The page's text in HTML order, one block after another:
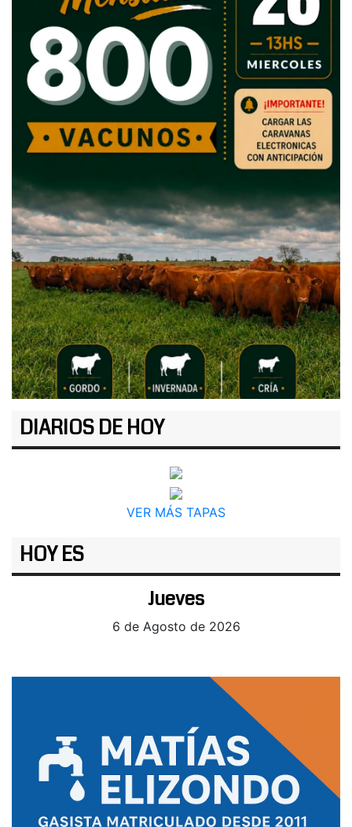
DIARIOS DE HOY
VER MÁS TAPAS
HOY ES
Jueves
6 de Agosto de 2026